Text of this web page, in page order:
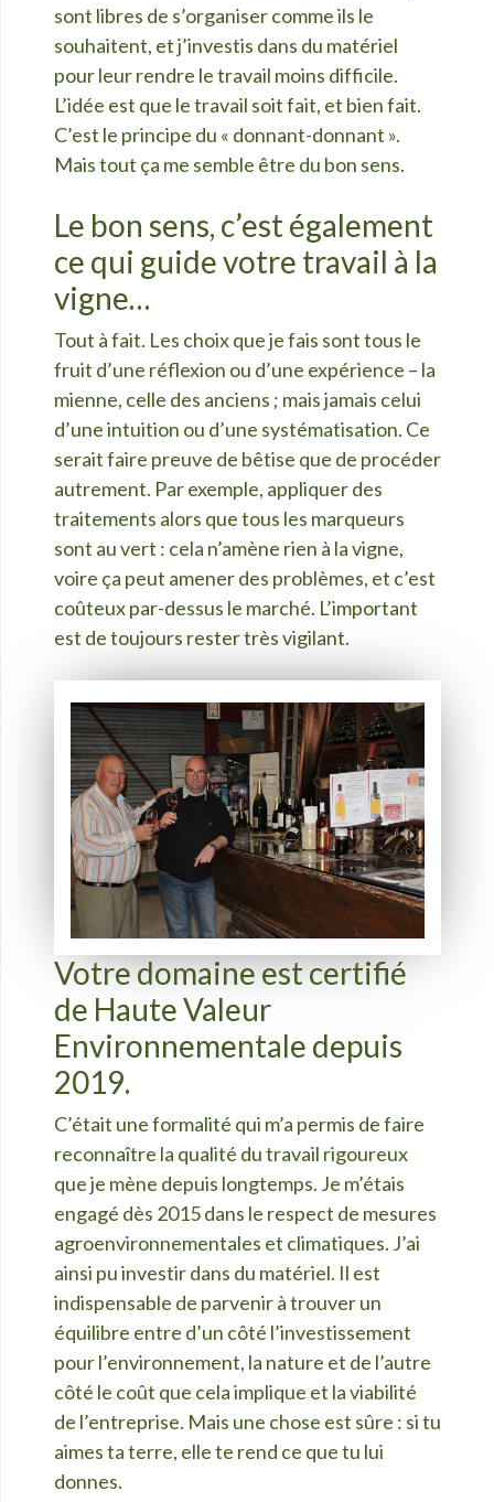
sont libres de s’organiser comme ils le
souhaitent, et j’investis dans du matériel
pour leur rendre le travail moins difficile.
L’idée est que le travail soit fait, et bien fait.
C’est le principe du « donnant-donnant ».
Mais tout ça me semble être du bon sens.
Le bon sens, c’est également
ce qui guide votre travail à la
vigne…
Tout à fait. Les choix que je fais sont tous le
fruit d’une réflexion ou d’une expérience – la
mienne, celle des anciens ; mais jamais celui
d’une intuition ou d’une systématisation. Ce
serait faire preuve de bêtise que de procéder
autrement. Par exemple, appliquer des
traitements alors que tous les marqueurs
sont au vert : cela n’amène rien à la vigne,
voire ça peut amener des problèmes, et c’est
coûteux par-dessus le marché. L’important
est de toujours rester très vigilant.
Votre domaine est certifié
de Haute Valeur
Environnementale depuis
2019.
C’était une formalité qui m’a permis de faire
reconnaître la qualité du travail rigoureux
que je mène depuis longtemps. Je m’étais
engagé dès 2015 dans le respect de mesures
agroenvironnementales et climatiques. J’ai
ainsi pu investir dans du matériel. Il est
indispensable de parvenir à trouver un
équilibre entre d’un côté l’investissement
pour l’environnement, la nature et de l’autre
côté le coût que cela implique et la viabilité
de l’entreprise. Mais une chose est sûre : si tu
aimes ta terre, elle te rend ce que tu lui
donnes.